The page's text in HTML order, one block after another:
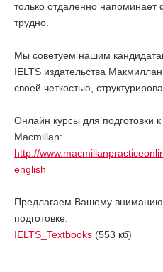
только отдаленно напоминает
трудно.
Мы советуем нашим
IELTS издательства
своей четкостью,
Онлайн курсы для подготовки к
Macmillan:
http://
english
Предлагаем Вашему вниманию
подготовке.
IELTS_Textbooks (553 кб)